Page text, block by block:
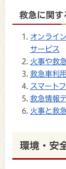
救急に関す
オンライ
サービス
火事や救
救急車利
スマート
救急情報
火事と救
環境・安